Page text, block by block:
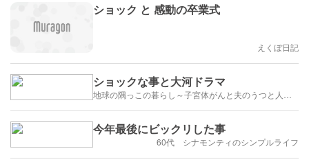
ショック と 感動の卒業式
えくぼ日記
ショックな事と大河ドラマ
今年最後にビックリした事
60代 シナモンティのシンプルライフ